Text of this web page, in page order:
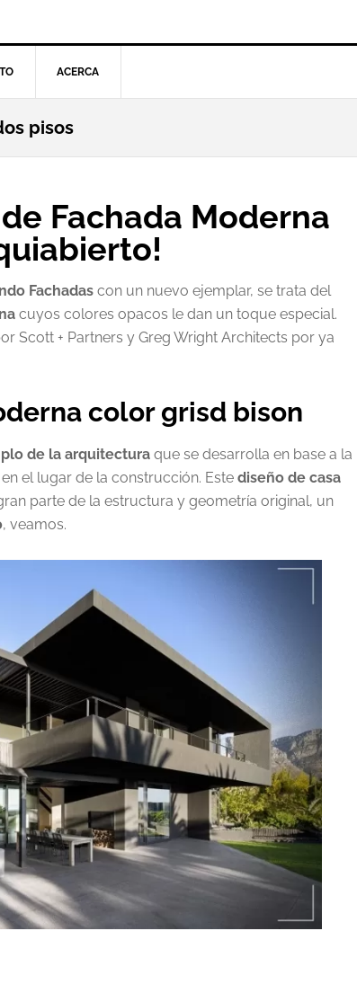
ACERCA
pisos
Fachada Moderna
Fachadas con un nuevo ejemplar, se trata del
cuyos colores opacos le dan un toque especial.
Scott + Partners y Greg Wright Architects por ya
color grisd bison
de la arquitectura que se desarrolla en base a la
el lugar de la construcción. Este diseño de casa
parte de la estructura y geometría original, un
, veamos.